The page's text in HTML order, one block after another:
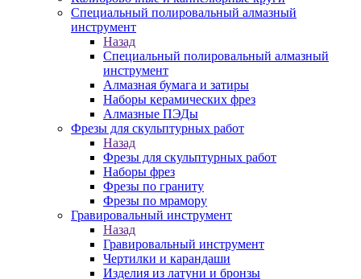
Специальный полировальный алмазный
инструмент
Назад
Специальный полировальный алмазный
инструмент
Алмазная бумага и затиры
Наборы керамических фрез
Алмазные ПЭДы
Фрезы для скульптурных работ
Назад
Фрезы для скульптурных работ
Наборы фрез
Фрезы по граниту
Фрезы по мрамору
Гравировальный инструмент
Назад
Гравировальный инструмент
Чертилки и карандаши
Изделия из латуни и бронзы